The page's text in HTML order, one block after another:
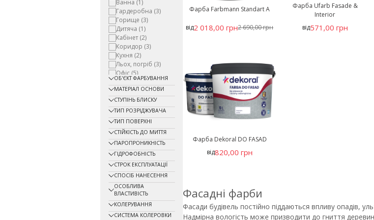
Ванна (1)
Гардеробна (3)
Горище (3)
Дитяча (1)
Кабінет (2)
Коридор (3)
Кухня (2)
Льох, погріб (3)
Офіс (5)
Підвал(5)
Побутове
приміщення(7)
Санітарне
приміщення(2)
Складське
приміщення (4)
Спальня(2)
Столова(1)
ОБ'ЄКТ ФАРБУВАННЯ
МАТЕРІАЛ ОСНОВИ
СТУПІНЬ БЛИСКУ
ТИП РОЗРІДЖУВАЧА
ТИП ПОВЕРХНІ
СТІЙКІСТЬ ДО МИТТЯ
ПАРОПРОНИКНІСТЬ
ГІДРОФОБНІСТЬ
СТРОК ЕКСПЛУАТАЦІЇ
СПОСІБ НАНЕСЕННЯ
ОСОБЛИВА
ВЛАСТИВІСТЬ
КОЛЕРУВАННЯ
СИСТЕМА КОЛЕРОВКИ
Фарба Farbmann Standart A
від2 018,00 грн2 690,00 грн
Фарба Ufarb Fasade &
Interior
від571,00 грн
Фарба Dekoral DO FASAD
від820,00 грн
Фасадні фарби
Фасади будівель постійно піддаються впливу опадів,
Надмірна вологість може призводити до гниття